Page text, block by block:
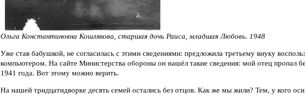
Ольга Константиновна Кошлякова, старшая дочь Раиса, младшая Любовь. 1948
Уже став бабушкой, не согласилась с этими сведениями: предложила третьему внуку
компьютером. На сайте Министерства обороны он нашёл такие сведения: мой отец пропал
1941 года. Вот этому можно верить.
На нашей тридцатидворке десять семей остались без отцов. Как же мы жили? Тем, у кого